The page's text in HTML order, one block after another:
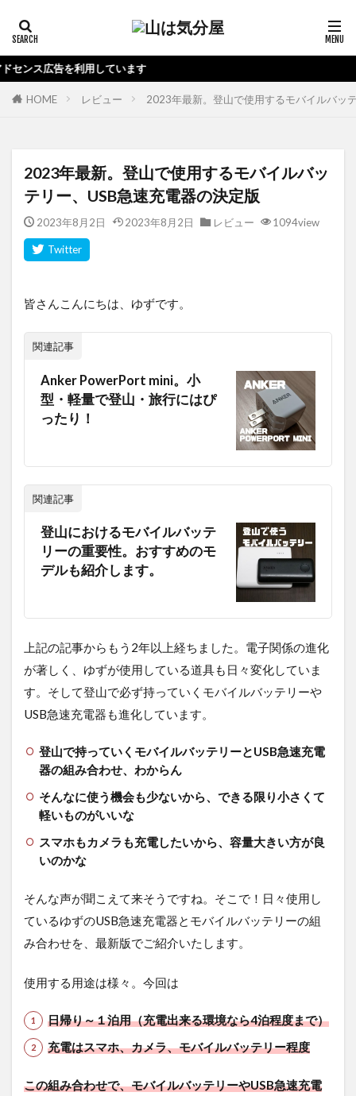
います
HOME レビュー 2023年最新。登山で使用するモバイルバッ
2023年最新。登山で使用するモバイルバッ
テリー、USB急速充電器の決定版
2023年8月2日 2023年8月2日 レビュー 1094view
皆さんこんにちは、ゆずです。
関連記事
Anker PowerPort mini。小
型・軽量で登山・旅行にはぴ
ったり！
関連記事
登山におけるモバイルバッテ
リーの重要性。おすすめのモ
デルも紹介します。
上記の記事からもう2年以上経ちました。電子関係の進化
が著しく、ゆずが使用している道具も日々変化していま
す。そして登山で必ず持っていくモバイルバッテリーや
USB急速充電器も進化しています。
登山で持っていくモバイルバッテリーとUSB急速充電
器の組み合わせ、わからん
そんなに使う機会も少ないから、できる限り小さくて
軽いものがいいな
スマホもカメラも充電したいから、容量大きい方が良
いのかな
そんな声が聞こえて来そうですね。そこで！日々使用し
ているゆずのUSB急速充電器とモバイルバッテリーの組
み合わせを、最新版でご紹介いたします。
使用する用途は様々。今回は
日帰り～１泊用（充電出来る環境なら4泊程度まで）
充電はスマホ、カメラ、モバイルバッテリー程度
この組み合わせで、モバイルバッテリーやUSB急速充電